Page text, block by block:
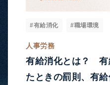
#有給消化 #職場環境
人事労務
有給消化とは？ 有
たときの罰則、有